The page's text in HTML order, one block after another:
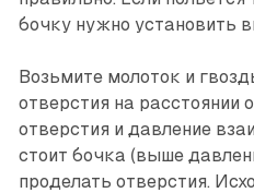
бочку нужно установить
Возьмите молоток и
отверстия на расстоянии
отверстия и давление
стоит бочка (выше
проделать отверстия.